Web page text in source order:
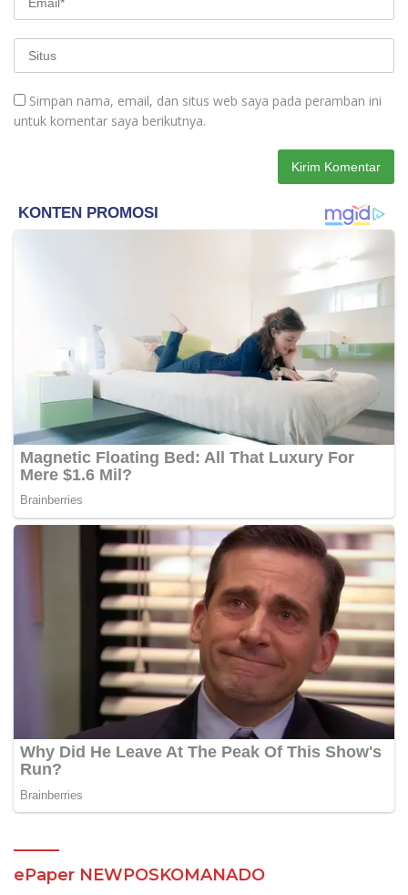
Simpan nama, email, dan situs web saya pada peramban ini
untuk komentar saya berikutnya.
ePaper NEWPOSKOMANADO